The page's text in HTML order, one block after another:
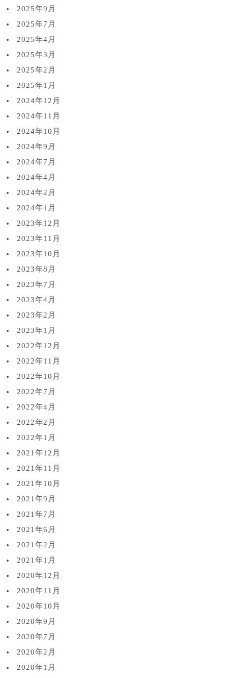
2025年9月
2025年7月
2025年4月
2025年3月
2025年2月
2025年1月
2024年12月
2024年11月
2024年10月
2024年9月
2024年7月
2024年4月
2024年2月
2024年1月
2023年12月
2023年11月
2023年10月
2023年8月
2023年7月
2023年4月
2023年2月
2023年1月
2022年12月
2022年11月
2022年10月
2022年7月
2022年4月
2022年2月
2022年1月
2021年12月
2021年11月
2021年10月
2021年9月
2021年7月
2021年6月
2021年2月
2021年1月
2020年12月
2020年11月
2020年10月
2020年9月
2020年7月
2020年2月
2020年1月